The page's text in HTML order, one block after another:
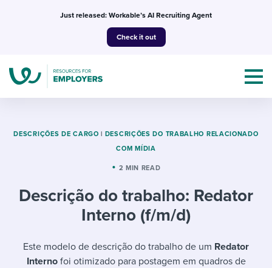
Just released: Workable’s AI Recruiting Agent
Check it out
Topics
Mobilizing AI in my work
Templates & Guides
I WANT...
I’m a jobseeker
Attend webinars & events
DESCRIÇÕES DE CARGO | DESCRIÇÕES DO TRABALHO RELACIONADO
COM MÍDIA
2 MIN READ
Descrição do trabalho: Redator
Interno (f/m/d)
Este modelo de descrição do trabalho de um Redator
Internofoi otimizado para postagem em quadros de